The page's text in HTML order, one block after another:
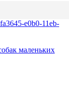
маленьких